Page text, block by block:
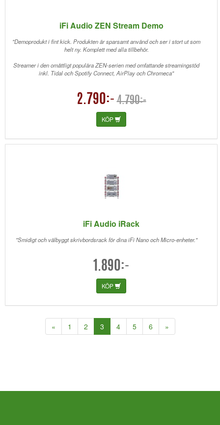
iFi Audio ZEN Stream Demo
"Demoprodukt i fint kick. Produkten är sparsamt använd och ser i stort ut som
helt ny. Komplett med alla tillbehör.
Streamer i den omåttligt populära ZEN-serien med omfattande streamingstöd
inkl. Tidal och Spotify Connect, AirPlay och Chromeca"
2.790:- 4.790:-
KÖP
iFi Audio iRack
"Smidigt och välbyggt skrivbordsrack för dina iFi Nano och Micro-enheter."
1.890:-
KÖP
« 1 2 3(current)
4 5 6 »